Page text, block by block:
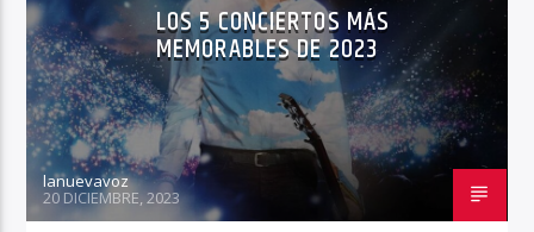
LOS 5 CONCIERTOS MÁS
MEMORABLES DE 2023
lanuevavoz
20 DICIEMBRE, 2023